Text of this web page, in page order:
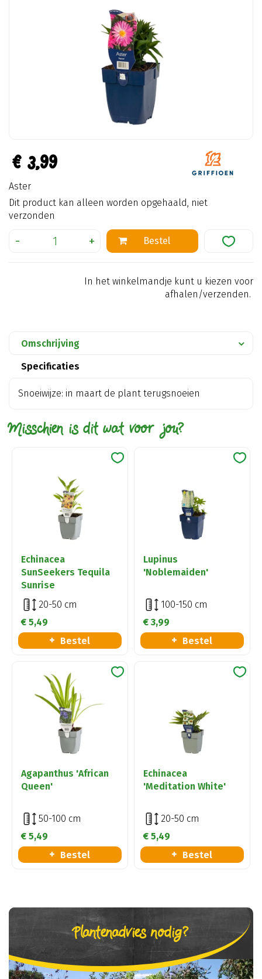
€ 3,99
Aster
Dit product kan alleen worden opgehaald, niet
verzonden
In het winkelmandje kunt u kiezen voor
afhalen/verzenden.
Omschrijving
Specificaties
Snoeiwijze: in maart de plant terugsnoeien
Misschien is dit wat voor jou?
Echinacea
SunSeekers Tequila
Sunrise
20-50 cm
€ 5,49
Bestel
Lupinus
'Noblemaiden'
100-150 cm
€ 3,99
Bestel
Agapanthus 'African
Queen'
50-100 cm
€ 5,49
Bestel
Echinacea
'Meditation White'
20-50 cm
€ 5,49
Bestel
Plantenadvies nodig?